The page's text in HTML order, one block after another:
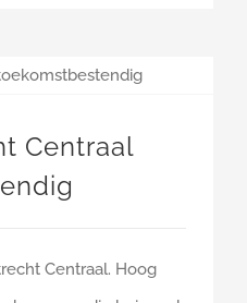
Centraal
Centraal. Hoog